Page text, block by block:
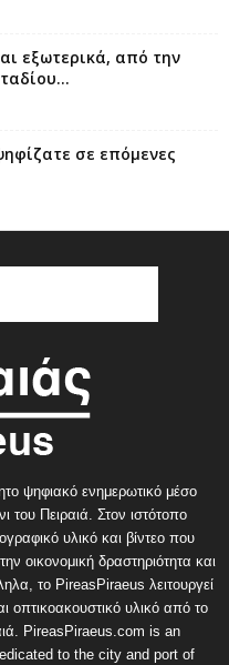
εξωτερικά, από την
σε επόμενες
ψηφιακό ενημερωτικό μέσο
του Πειραιά. Στον ιστότοπο
υλικό και βίντεο που
οικονομική δραστηριότητα και
το PireasPiraeus λειτουργεί
οπτικοακουστικό υλικό από το
PireasPiraeus.com is an
to the city and port of